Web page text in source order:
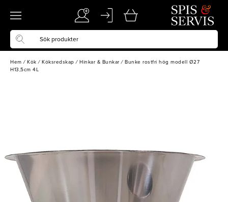
Hem / Kök / Köksredskap / Hinkar & Bunkar / Bunke rostfri hög modell Ø27
H13,5cm 4L